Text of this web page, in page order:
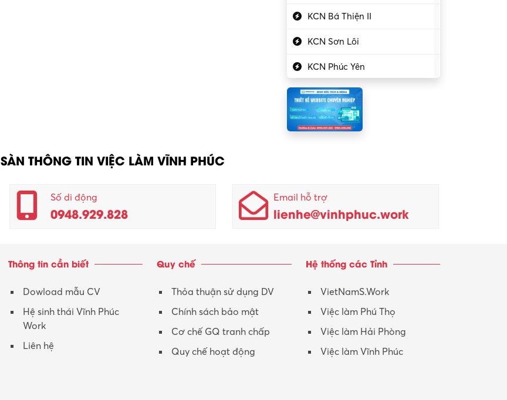
Lập trình – Phát triển
Luật – Công chứng
Marketing – PR
Mỹ phẩm – Trang sức
Ngân hàng
Nhân viên kinh doanh
Nhân viên thu mua
Nhân viên CSKH
Phục vụ khác
Promotion Girl (PG)
KCN Bá Thiện II
KCN Sơn Lôi
KCN Phúc Yên
Khu CN Đồng Sóc
KCN Chấn Hưng
KCN Sông Lô I
KCN Tam Dương
SÀN THÔNG TIN VIỆC LÀM VĨNH PHÚC
Số di động
0948.929.828
Email hỗ trợ
lienhe@vinhphuc.work
Thông tin cần biết
Dowload mẫu CV
Hệ sinh thái Vĩnh Phúc
Work
Liên hệ
Quy chế
Thỏa thuận sử dụng DV
Chính sách bảo mật
Cơ chế GQ tranh chấp
Quy chế hoạt động
Hệ thống các Tỉnh
VietNamS.Work
Việc làm Phú Thọ
Việc làm Hải Phòng
Việc làm Vĩnh Phúc